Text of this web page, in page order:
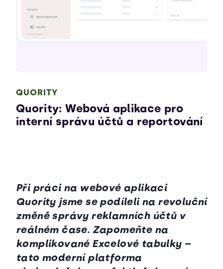
QUORITY
Quority: Webová aplikace pro
interní správu účtů a reportování
Při práci na webové aplikaci
Quority jsme se podíleli na revoluční
změně správy reklamních účtů v
reálném čase. Zapomeňte na
komplikované Excelové tabulky –
tato moderní platforma